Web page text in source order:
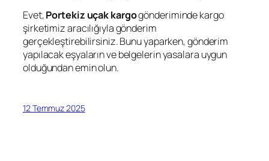
Evet,Portekiz uçak kargogönderiminde kargo
şirketimiz aracılığıyla gönderim
gerçekleştirebilirsiniz. Bunu yaparken, gönderim
yapılacak eşyaların ve belgelerin yasalara uygun
olduğundan emin olun.
12 Temmuz 2025